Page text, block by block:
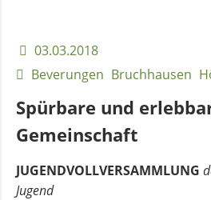
Andachten
zum
Monatsspruch
GOTTESDIENSTE
Sommerkirche
Bruchhausen
03.03.2018
Beverungen Bruchhausen
Spürbare und
Gemeinschaft
JUGENDVOLLVERSAMMLUNG
Jugend